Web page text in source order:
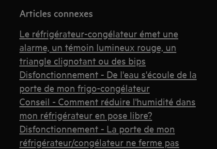
Articles connexes
Le réfrigérateur-congélateur émet une
alarme, un témoin lumineux rouge, un
triangle clignotant ou des bips
Disfonctionnement - De l'eau s'écoule de la
porte de mon frigo-congélateur
Conseil - Comment réduire l'humidité dans
mon réfrigérateur en pose libre?
Disfonctionnement - La porte de mon
réfrigérateur/congélateur ne ferme pas